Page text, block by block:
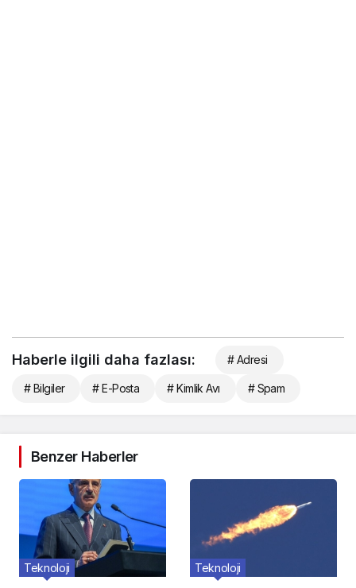
Haberle ilgili daha fazlası: # Adresi
# Bilgiler # E-Posta # Kimlik Avı # Spam
Benzer Haberler
Teknoloji Teknoloji